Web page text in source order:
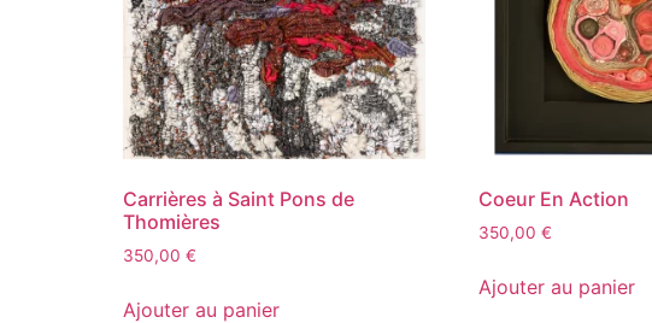
Carrières à Saint Pons de
Thomières
350,00 €
Ajouter au panier
Coeur En Action
350,00 €
Ajouter au panier